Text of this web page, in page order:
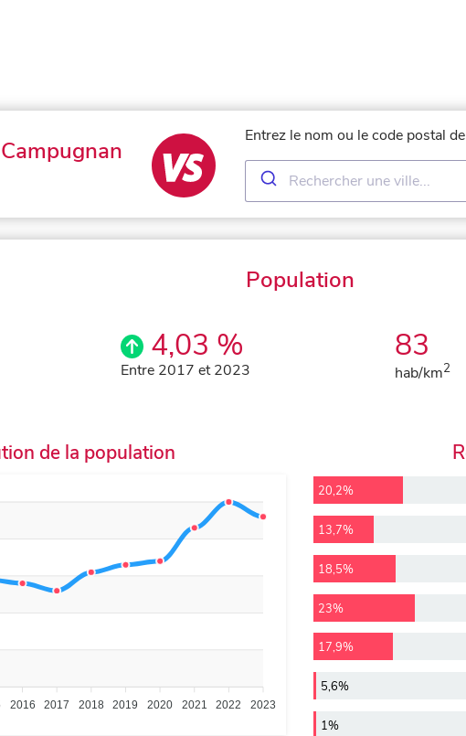
Entrez le nom ou le code postal
Population
4,03 %
Entre 2017 et 2023
83
hab/km2
de la population
2016 2017 2018 2019 2020 2021 2022 2023
20,2%
13,7%
18,5%
23%
17,9%
5,6%
1%